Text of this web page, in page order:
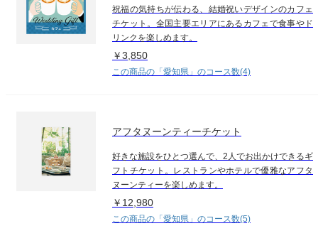
祝福の気持ちが伝わる、結婚祝いデザインのカフェ
チケット。全国主要エリアにあるカフェで食事やド
リンクを楽しめます。
￥3,850
この商品の「愛知県」のコース数(4)
アフタヌーンティーチケット
好きな施設をひとつ選んで、2人でお出かけできるギ
フトチケット。レストランやホテルで優雅なアフタ
ヌーンティーを楽しめます。
￥12,980
この商品の「愛知県」のコース数(5)